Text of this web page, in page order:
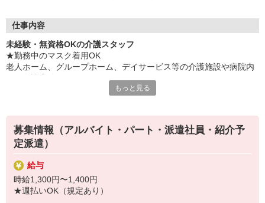
働き方から場所・環境まで何でも希望を聞かせてください◎
そんなご相談もOKですよ。
≪職場見学OK≫
実際の仕事内容や職場環境を見てから決められます。
あなたに合った雰囲気か、ぜひ確かめに来てください。
開始時期もご相談に応じます！
「もう少し生活が落ち着いたら働こうかな」
そんな方も気軽にお問い合わせを♪
仕事内容
未経験・無資格OKの介護スタッフ
★勤務中のマスク着用OK
老人ホーム、グループホーム、デイサービス等の介護施設や病院内
・薬やおしぼりの準備などのケア
・体操や季節ごとのレクリエーション
・歩行、車椅子の介助
・見守り
※施設により異なります
★施設内は冷暖房完備！いつでも快適にお仕事できますよ！
もっと見る
募集情報（アルバイト・パート・派遣社員・紹介予
定派遣）
給与
時給1,300円〜1,400円
★週払いOK（規定あり）